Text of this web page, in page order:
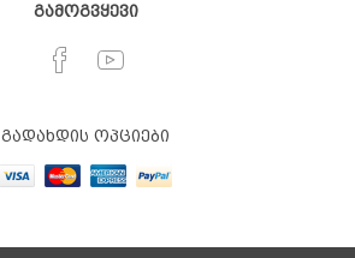
გამოგვყევი
გადახდის ოპციები